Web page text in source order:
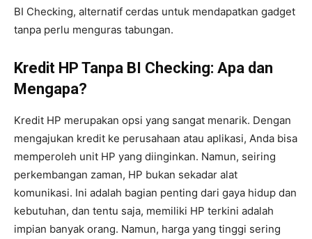
BI Checking, alternatif cerdas untuk mendapatkan gadget
tanpa perlu menguras tabungan.
Kredit HP Tanpa BI Checking: Apa dan
Mengapa?
Kredit HP merupakan opsi yang sangat menarik. Dengan
mengajukan kredit ke perusahaan atau aplikasi, Anda bisa
memperoleh unit HP yang diinginkan. Namun, seiring
perkembangan zaman, HP bukan sekadar alat
komunikasi. Ini adalah bagian penting dari gaya hidup dan
kebutuhan, dan tentu saja, memiliki HP terkini adalah
impian banyak orang. Namun, harga yang tinggi sering